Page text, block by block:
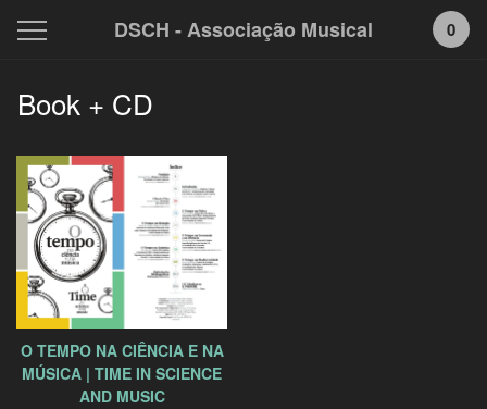
DSCH - Associação Musical 0
Book + CD
O TEMPO NA CIÊNCIA E NA
MÚSICA | TIME IN SCIENCE
AND MUSIC